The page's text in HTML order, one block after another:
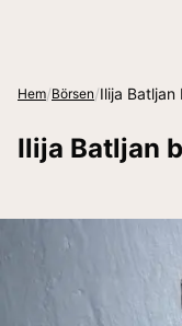
Hem/Börsen/Ilija
Ilija Batljan